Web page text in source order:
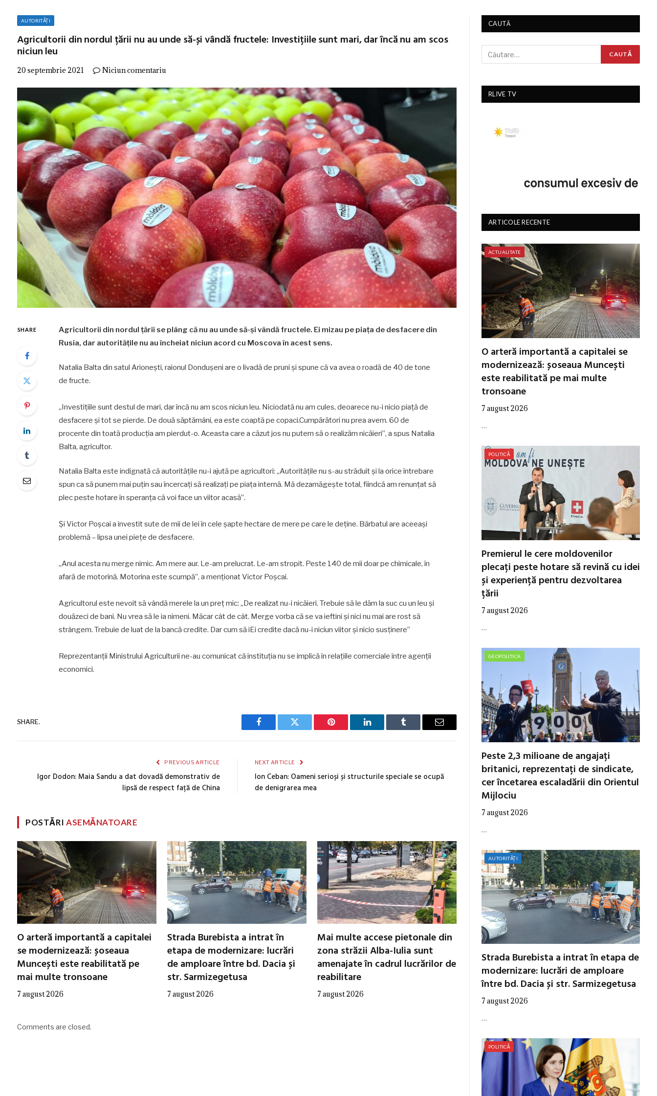
AUTORITĂȚI
Agricultorii din nordul țării nu au unde să-și vândă fructele: Investițiile sunt mari, dar încă nu am scos
niciun leu
20 septembrie 2021 Niciun comentariu
SHARE
Agricultorii din nordul țării se plâng că nu au unde să-și vândă fructele. Ei mizau pe piața de desfacere din
Rusia, dar autoritățile nu au încheiat niciun acord cu Moscova în acest sens.
Natalia Balta din satul Arionești, raionul Dondușeni are o livadă de pruni și spune că va avea o roadă de 40 de tone
de fructe.
„Investițiile sunt destul de mari, dar încă nu am scos niciun leu. Niciodată nu am cules, deoarece nu-i nicio piață de
desfacere și tot se pierde. De două săptămâni, ea este coaptă pe copaci.Cumpărători nu prea avem. 60 de
procente din toată producția am pierdut-o. Aceasta care a căzut jos nu putem să o realizăm nicăieri”, a spus Natalia
Balta, agricultor.
Natalia Balta este indignată că autoritățile nu-i ajută pe agricultori: „Autoritățile nu s-au străduit și la orice întrebare
spun ca să punem mai puțin sau încercați să realizați pe piața internă. Mă dezamăgește total, fiindcă am renunțat să
plec peste hotare în speranța că voi face un viitor acasă”.
Și Victor Poșcai a investit sute de mii de lei în cele șapte hectare de mere pe care le deține. Bărbatul are aceeași
problemă – lipsa unei piețe de desfacere.
„Anul acesta nu merge nimic. Am mere aur. Le-am prelucrat. Le-am stropit. Peste 140 de mii doar pe chimicale, în
afară de motorină. Motorina este scumpă”, a menţionat Victor Poșcai.
Agricultorul este nevoit să vândă merele la un preț mic: „De realizat nu-i nicăieri. Trebuie să le dăm la suc cu un leu și
douăzeci de bani. Nu vrea să le ia nimeni. Măcar cât de cât. Merge vorba că se va ieftini și nici nu mai are rost să
strângem. Trebuie de luat de la bancă credite. Dar cum să iEi credite dacă nu-i niciun viitor și nicio susținere”
Reprezentanții Ministrului Agriculturii ne-au comunicat că instituția nu se implică în relațiile comerciale între agenții
economici.
SHARE.
Facebook Twitter Pinterest LinkedIn Tumblr Email
PREVIOUS ARTICLE
Igor Dodon: Maia Sandu a dat dovadă demonstrativ de
lipsă de respect față de China
NEXT ARTICLE
Ion Ceban: Oameni serioși și structurile speciale se ocupă
de denigrarea mea
POSTĂRIASEMĂNATOARE
O arteră importantă a capitalei
se modernizează: șoseaua
Muncești este reabilitată pe
mai multe tronsoane
7 august 2026
Strada Burebista a intrat în
etapa de modernizare: lucrări
de amploare între bd. Dacia și
str. Sarmizegetusa
7 august 2026
Mai multe accese pietonale din
zona străzii Alba-Iulia sunt
amenajate în cadrul lucrărilor de
reabilitare
7 august 2026
Comments are closed.
CAUTĂ
RLIVE TV
ARTICOLE RECENTE
ACTUALITATE
O arteră importantă a capitalei se
modernizează: șoseaua Muncești
este reabilitată pe mai multe
tronsoane
7 august 2026
…
POLITICĂ
Premierul le cere moldovenilor
plecați peste hotare să revină cu idei
și experiență pentru dezvoltarea
țării
7 august 2026
…
GEOPOLITICA
Peste 2,3 milioane de angajați
britanici, reprezentați de sindicate,
cer încetarea escaladării din Orientul
Mijlociu
7 august 2026
…
AUTORITĂȚI
Strada Burebista a intrat în etapa de
modernizare: lucrări de amploare
între bd. Dacia și str. Sarmizegetusa
7 august 2026
…
POLITICĂ